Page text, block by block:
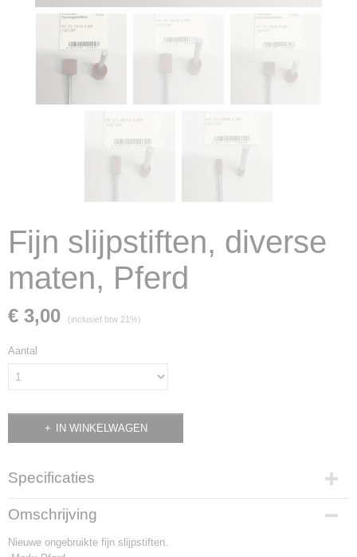
Fijn slijpstiften, diverse
maten, Pferd
€ 3,00 (inclusief btw 21%)
Aantal
IN WINKELWAGEN
Specificaties
Productcode
2472
Omschrijving
Nieuwe ongebruikte fijn slijpstiften.